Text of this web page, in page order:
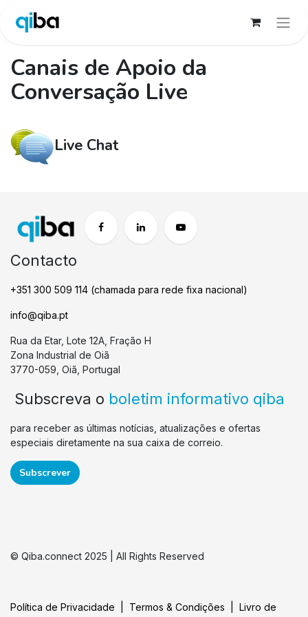
Canais de Apoio da
Conversação Live
Live Chat
Contacto
+351 300 509 114 (chamada para rede fixa nacional)
info@qiba.pt
Rua da Etar, Lote 12A, Fração H
Zona Industrial de Oiã
3770-059, Oiã, Portugal
Subscreva o boletim informativo qiba
para receber as últimas notícias, atualizações e ofertas
especiais diretamente na sua caixa de correio.
Subscrever
© Qiba.connect 2025 | All Rights Reserved
Política de Privacidade Termos & Condições
Livro de